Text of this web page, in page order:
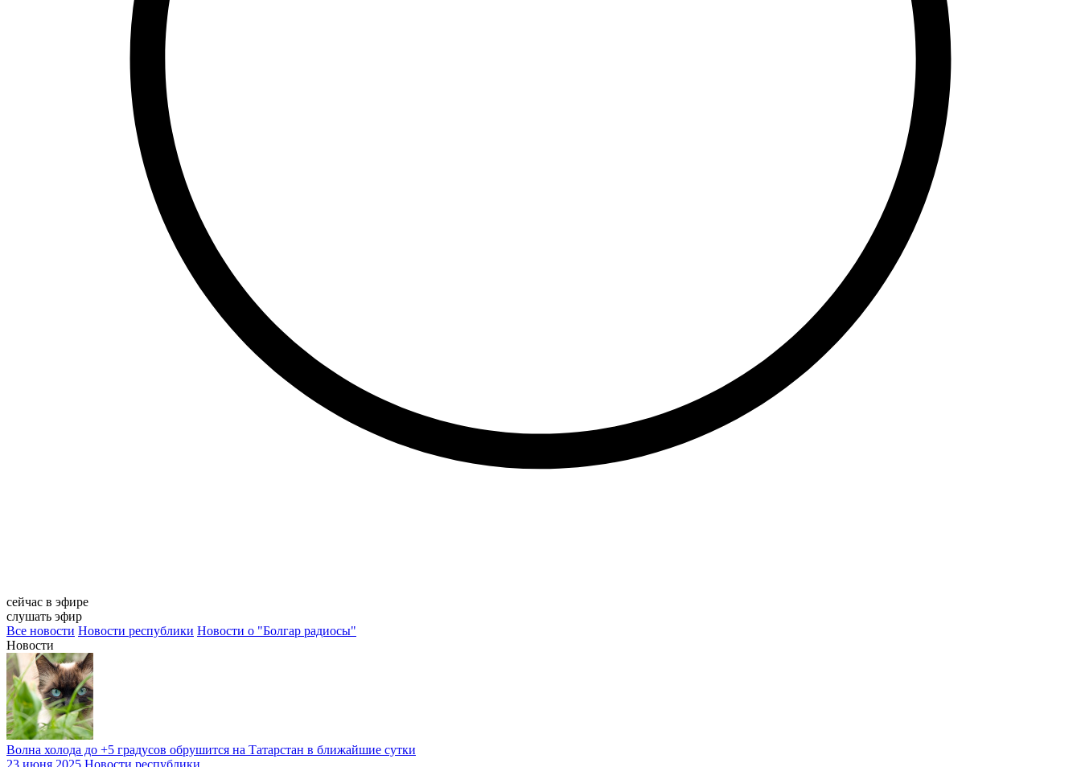
сейчас в эфире
слушать эфир
Все новости Новости республики Новости о "Болгар радиосы"
Новости
Волна холода до +5 градусов обрушится на Татарстан в ближайшие сутки